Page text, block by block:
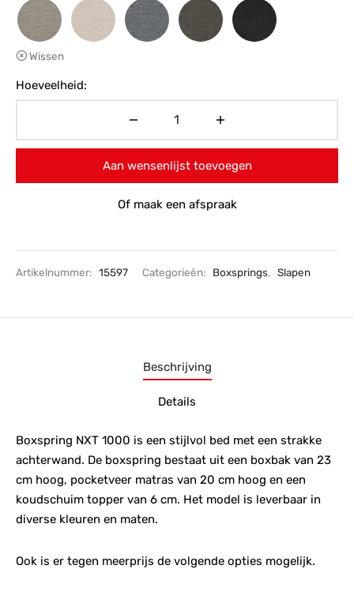
Wissen
Hoeveelheid:
Aan wensenlijst toevoegen
Of maak een afspraak
Artikelnummer: 15597 Categorieën: Boxsprings, Slapen
Beschrijving
Details
Boxspring NXT 1000 is een stijlvol bed met een strakke
achterwand. De boxspring bestaat uit een boxbak van 23
cm hoog, pocketveer matras van 20 cm hoog en een
koudschuim topper van 6 cm. Het model is leverbaar in
diverse kleuren en maten.
Ook is er tegen meerprijs de volgende opties mogelijk.